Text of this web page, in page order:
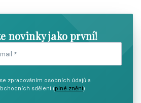
novinky jako první!
zpracováním osobních údajů a
sdělení (plné znění)